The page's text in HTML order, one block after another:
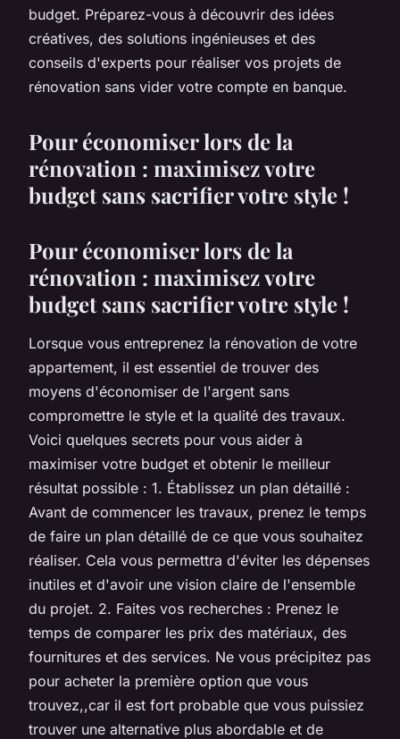
budget. Préparez-vous à découvrir des idées
créatives, des solutions ingénieuses et des
conseils d'experts pour réaliser vos projets de
rénovation sans vider votre compte en banque.
Pour économiser lors de la
rénovation : maximisez votre
budget sans sacrifier votre style !
Pour économiser lors de la
rénovation : maximisez votre
budget sans sacrifier votre style !
Lorsque vous entreprenez la rénovation de votre
appartement, il est essentiel de trouver des
moyens d'économiser de l'argent sans
compromettre le style et la qualité des travaux.
Voici quelques secrets pour vous aider à
maximiser votre budget et obtenir le meilleur
résultat possible : 1. Établissez un plan détaillé :
Avant de commencer les travaux, prenez le temps
de faire un plan détaillé de ce que vous souhaitez
réaliser. Cela vous permettra d'éviter les dépenses
inutiles et d'avoir une vision claire de l'ensemble
du projet. 2. Faites vos recherches : Prenez le
temps de comparer les prix des matériaux, des
fournitures et des services. Ne vous précipitez pas
pour acheter la première option que vous
trouvez,,car il est fort probable que vous puissiez
trouver une alternative plus abordable et de